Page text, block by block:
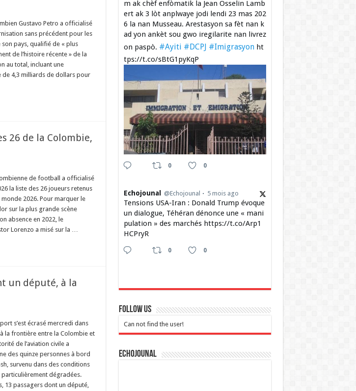
Gustavo Petro a officialisé
sans précédent pour les
pays, qualifié de « plus
de l’histoire récente » de la
au total, incluant une
de 4,3 milliards de dollars pour
26 de la Colombie,
de football a officialisé
la liste des 26 joueurs retenus
2026. Pour marquer le
sur la plus grande scène
absence en 2022, le
Lorenzo a misé sur la …
un député, à la
s’est écrasé mercredi dans
la frontière entre la Colombie et
de l’aviation civile a
des quinze personnes à bord
survenu dans des conditions
dégradées.
13 passagers dont un député,
m ak chèf enfòmatik la Jean Osselin Lamb
ert ak 3 lòt anplwaye jodi lendi 23 mas 202
6 la nan Musseau. Arestasyon sa fèt nan k
ad yon ankèt sou gwo iregilarite nan livrez
on paspò. #Ayiti #DCPJ #Imigrasyonht
tps://t.co/sBtG1pyKqP
0 0
Echojounal @Echojounal 5 mois ago
Tensions USA-Iran : Donald Trump évoque
un dialogue, Téhéran dénonce une « mani
pulation » des marchés https://t.co/Arp1
HCPryR
0 0
Follow Us
Can not find the user!
Echojounal